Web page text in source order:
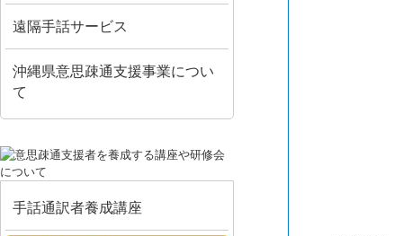
遠隔手話サービス
沖縄県意思疎通支援事業につい
て
手話通訳者養成講座